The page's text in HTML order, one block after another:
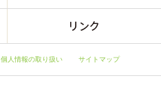
個人情報の取り扱い サイトマップ